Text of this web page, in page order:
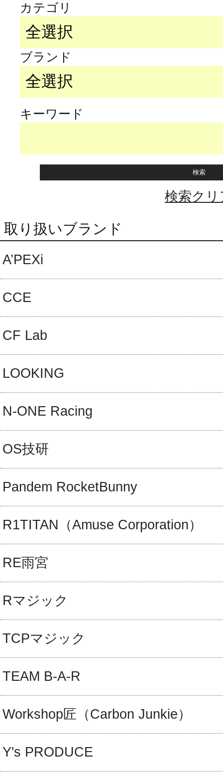
カテゴリ
ブランド
キーワード
検索クリ
取り扱いブランド
A’PEXi
CCE
CF Lab
LOOKING
N-ONE Racing
OS技研
Pandem RocketBunny
R1TITAN（Amuse Corporation）
RE雨宮
Rマジック
TCPマジック
TEAM B-A-R
Workshop匠（Carbon Junkie）
Y's PRODUCE